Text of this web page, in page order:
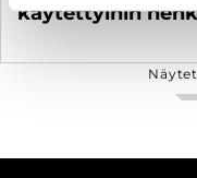
käytettyihin